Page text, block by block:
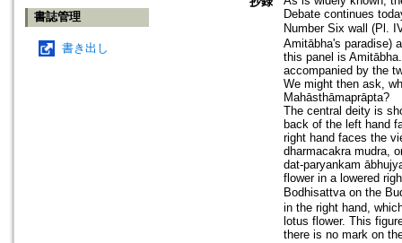
書誌管理
書き出し
Debate continues
Number Six wall (Pl.
Amitābha's paradise)
this panel is
accompanied by the
We might then ask,
Mahāsthāmaprāpta?
The central deity is
back of the left hand
right hand faces the
dharmacakra mudra,
dat-paryankam
flower in a lowered
Bodhisattva on the
in the right hand,
lotus flower. This
there is no mark on